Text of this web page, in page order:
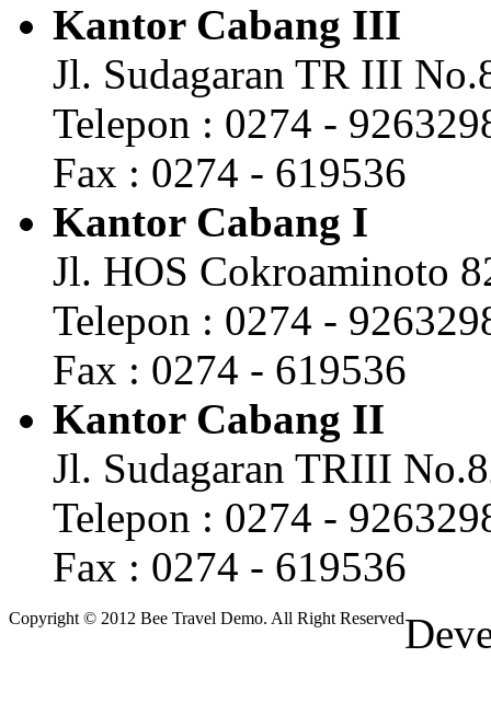
Kantor Cabang III
Jl. Sudagaran TR III
Telepon : 0274 -
Fax : 0274 - 619536
Kantor Cabang I
Jl. HOS Cokroaminoto
Telepon : 0274 -
Fax : 0274 - 619536
Kantor Cabang II
Jl. Sudagaran TRIII
Telepon : 0274 -
Fax : 0274 - 619536
Copyright © 2012 Bee Travel Demo. All Right Reserved